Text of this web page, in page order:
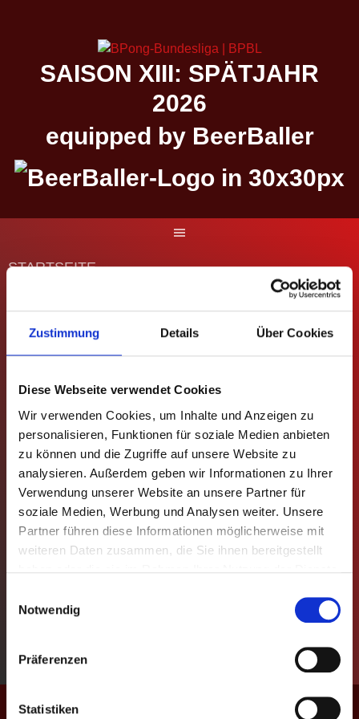
Zustimmung Details Über Cookies
Diese Webseite verwendet Cookies
Wir verwenden Cookies, um Inhalte und Anzeigen zu
personalisieren, Funktionen für soziale Medien anbieten
zu können und die Zugriffe auf unsere Website zu
analysieren. Außerdem geben wir Informationen zu Ihrer
Verwendung unserer Website an unsere Partner für
soziale Medien, Werbung und Analysen weiter. Unsere
Partner führen diese Informationen möglicherweise mit
weiteren Daten zusammen, die Sie ihnen bereitgestellt
Notwendig
Präferenzen
Statistiken
SAISON XIII: SPÄTJAHR
2026
equipped by BeerBaller
STARTSEITE
MATCHES
MANNSCHAFTEN
TABELLEN
SPIELPLÄNE
STATISTIKEN
REGELN
KONTAKT
Geschützt: BEERPONG